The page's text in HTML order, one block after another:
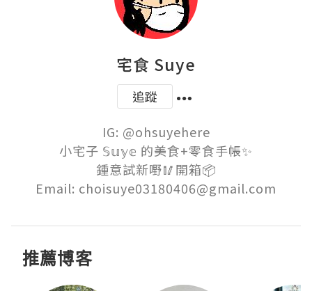
宅食 Suye
追蹤
IG: @ohsuyehere
小宅子 𝕊𝕦𝕪𝕖 的美食+零食手帳✨
鍾意試新嘢🥢開箱📦
Email: choisuye03180406@gmail.com
推薦博客